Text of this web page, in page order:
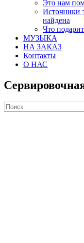
Это нам
Источники
найдена
Что
МУЗЫКА
НА ЗАКАЗ
Контакты
О НАС